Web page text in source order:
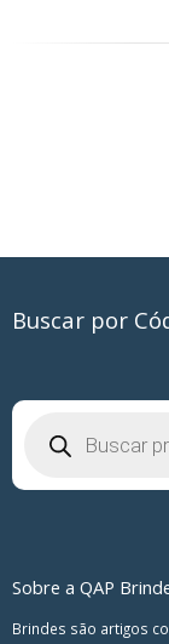
Buscar por
produtos
Sobre a QAP
Brindes são artigos